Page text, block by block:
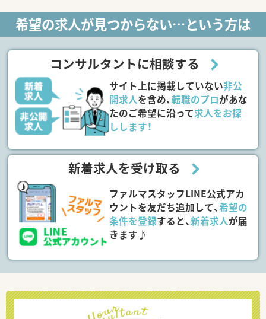
希望の求人が見つからない…という方は
コンサルタントに相談する
サイト上に掲載していない非公
開求人を含め、転職のプロがあな
たのご希望に沿って求人をお探
しします！
新着求人を受け取る
ファルマスタッフLINE公式アカ
ウントを友だち追加して、希望の
条件を登録すると、新着求人が届
きます♪